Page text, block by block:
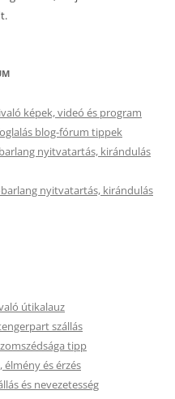
képek, videó és program
blog-fórum tippek
nyitvatartás, kirándulás
nyitvatartás, kirándulás
útikalauz
szállás
tipp
és érzés
és nevezetesség